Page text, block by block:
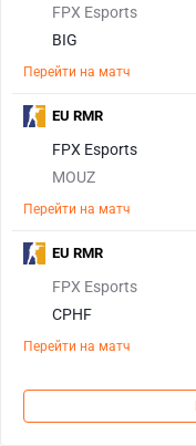
FPX Esports
BIG
Перейти на матч
FPX Esports
MOUZ
Перейти на матч
EU RMR
FPX Esports
CPHF
Перейти на матч
EU RMR